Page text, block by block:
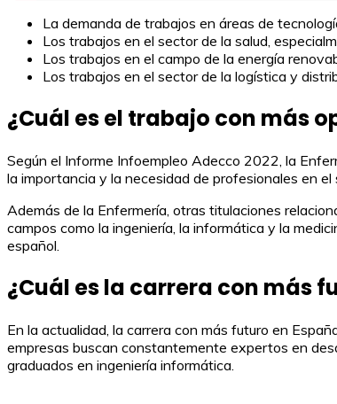
La demanda de trabajos en áreas de
Los trabajos en el sector de la salud,
Los trabajos en el campo de la energía
Los trabajos en el sector de la logística y
¿Cuál es el trabajo con más
Según el Informe Infoempleo Adecco 2022, la
la importancia y la necesidad de profesionales en
Además de la Enfermería, otras titulaciones
campos como la ingeniería, la informática y la
español.
¿Cuál es la carrera con más
En la actualidad, la carrera con más futuro en
empresas buscan constantemente expertos en
graduados en ingeniería informática.